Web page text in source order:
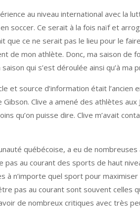
au niveau international avec la
soccer. Ce serait à la fois naïf et
ce ne serait pas le lieu pour le
de mon athlète. Donc, ma saison de
qui s’est déroulée ainsi qu’à ma
et source d’information était l’ancien
Clive a amené des athlètes
qu’on puisse dire. Clive m’avait
québécoise, a eu de
au courant des sports de haut
n’importe quel sport pour
pas au courant sont souvent celles
de nombreux critiques avec très